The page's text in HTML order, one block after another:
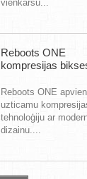
vienkāršu...
Reboots ONE
kompresijas
Reboots ONE
uzticamu
tehnoloģiju ar
dizainu....